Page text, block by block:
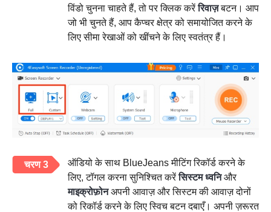
विंडो चुनना चाहते हैं, तो पर क्लिक करेंरिवाज़बटन। आप
जो भी चुनते हैं, आप कैप्चर क्षेत्र को समायोजित करने के
लिए सीमा रेखाओं को खींचने के लिए स्वतंत्र हैं।
चरण 3
ऑडियो के साथ BlueJeans मीटिंग रिकॉर्ड करने के
लिए, टॉगल करना सुनिश्चित करेंसिस्टम ध्वनिऔर
माइक्रोफ़ोनअपनी आवाज़ और सिस्टम की आवाज़ दोनों
को रिकॉर्ड करने के लिए स्विच बटन दबाएँ। अपनी ज़रूरत